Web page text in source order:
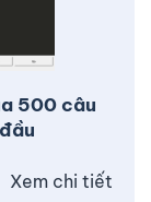
500 câu
Xem chi tiết